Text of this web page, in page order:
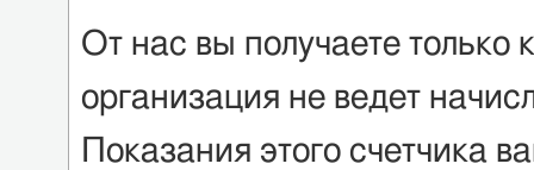
От нас вы получаете
организация не ведет
Показания этого счетчика